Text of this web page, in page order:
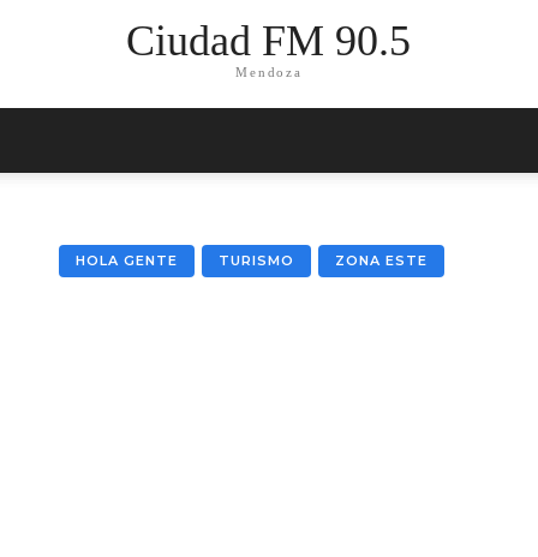
Ciudad FM 90.5
Mendoza
HOLA GENTE TURISMO ZONA ESTE